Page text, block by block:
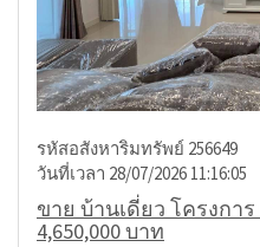
รหัสอสังหาริมทรัพย์ 256649
วันที่เวลา 28/07/2026 11:16:05
ขาย บ้านเดี่ยว โครงกา
4,650,000 บาท